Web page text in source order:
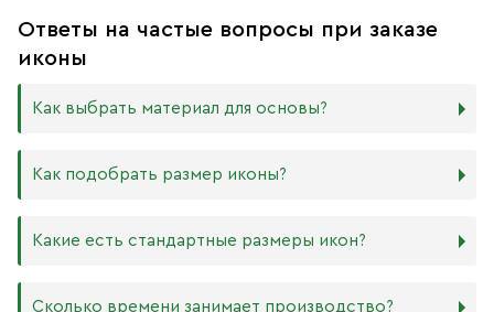
Ответы на частые вопросы при заказе
иконы
Как выбрать материал для основы?
Мы изготавливаем иконы на трёх разных видах досок:
МДФ. Ламинированная древесно-стружечная плита —
Как подобрать размер иконы?
Никаких строгих правил по тому, какого размера
иконостас, можно ориентироваться на него.
Какие есть стандартные размеры икон?
Сколько времени занимает производство?